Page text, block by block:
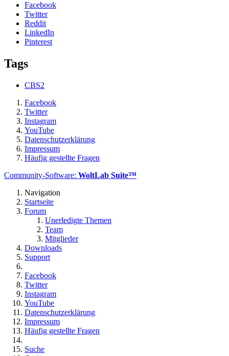
Facebook
Twitter
Reddit
LinkedIn
Pinterest
Tags
CBS2
Facebook
Twitter
Instagram
YouTube
Datenschutzerklärung
Impressum
Häufig gestellte Fragen
Community-Software: WoltLab Suite™
Navigation
Startseite
Forum
Unerledigte Themen
Team
Mitglieder
Downloads
Support
Facebook
Twitter
Instagram
YouTube
Datenschutzerklärung
Impressum
Häufig gestellte Fragen
Suche